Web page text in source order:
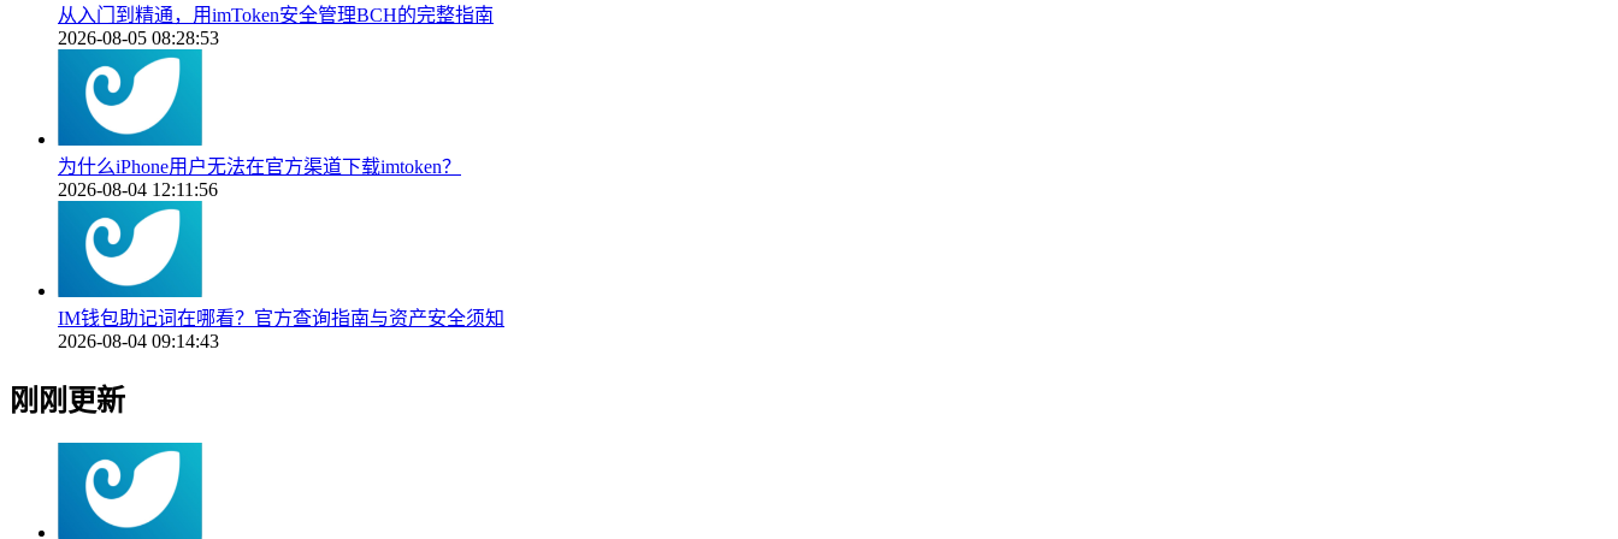
从入门到精通，用imToken安全管理BCH的完整指南
2026-08-05 08:28:53
为什么iPhone用户无法在官方渠道下载imtoken？
2026-08-04 12:11:56
IM钱包助记词在哪看？官方查询指南与资产安全须知
2026-08-04 09:14:43
刚刚更新